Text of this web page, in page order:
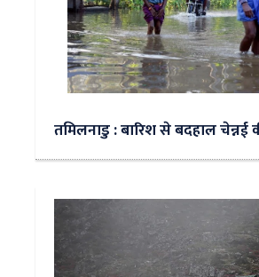
तमिलनाडु : बारिश से बदहाल चेन्नई